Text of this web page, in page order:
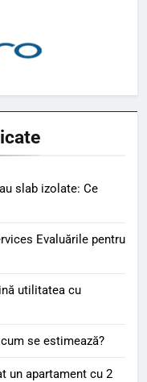
slab izolate: Ce
Evaluările pentru
utilitatea cu
se estimează?
un apartament cu 2